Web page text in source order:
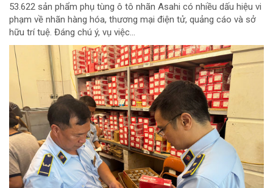
53.622 sản phẩm phụ tùng ô tô nhãn Asahi có nhiều dấu hiệu vi
phạm về nhãn hàng hóa, thương mại điện tử, quảng cáo và sở
hữu trí tuệ. Đáng chú ý, vụ việc...